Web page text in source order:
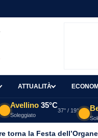
ATTUALITÀ
Avellino 35°C
Soleggiato
37° / 19°
torna la Festa